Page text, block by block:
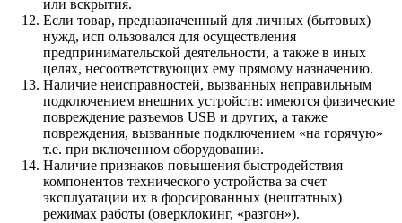
или вскрытия.
Если товар, предназначенный для личных (бытовых)
нужд, исп ользовался для осуществления
предпринимательской деятельности, а также в иных
целях, несоответствующих ему прямому назначению.
Наличие неисправностей, вызванных неправильным
подключением внешних устройств: имеются физические
повреждение разъемов USB и других, а также
повреждения, вызванные подключением «на горячую»
т.е. при включенном оборудовании.
Наличие признаков повышения быстродействия
компонентов технического устройства за счет
эксплуатации их в форсированных (нештатных)
режимах работы (оверклокинг, «разгон»).